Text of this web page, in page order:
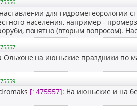
для гидрометеорологии
населения, например -
понятно (вторым вопросом).
Ольхоне на июньские праздники по
[1475557]: На июньские и на